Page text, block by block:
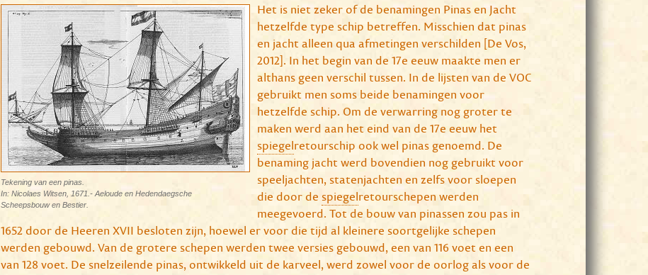
Tekening van een pinas.
In: Nicolaes Witsen, 1671.- Aeloude en Hedendaegsche
Scheepsbouw en Bestier.
Het is niet zeker of de benamingen Pinas en Jacht
hetzelfde type schip betreffen. Misschien dat pinas
en jacht alleen qua afmetingen verschilden [De Vos,
2012]. In het begin van de 17e eeuw maakte men er
althans geen verschil tussen. In de lijsten van de VOC
gebruikt men soms beide benamingen voor
hetzelfde schip. Om de verwarring nog groter te
maken werd aan het eind van de 17e eeuw het
spiegelretourschip ook wel pinas genoemd. De
benaming jacht werd bovendien nog gebruikt voor
speeljachten, statenjachten en zelfs voor sloepen
die door de spiegelretourschepen werden
meegevoerd. Tot de bouw van pinassen zou pas in
1652 door de Heeren XVII besloten zijn, hoewel er voor die tijd al kleinere soortgelijke schepen
werden gebouwd. Van de grotere schepen werden twee versies gebouwd, een van 116 voet en een
van 128 voet. De snelzeilende pinas, ontwikkeld uit de karveel, werd zowel voor de oorlog als voor de